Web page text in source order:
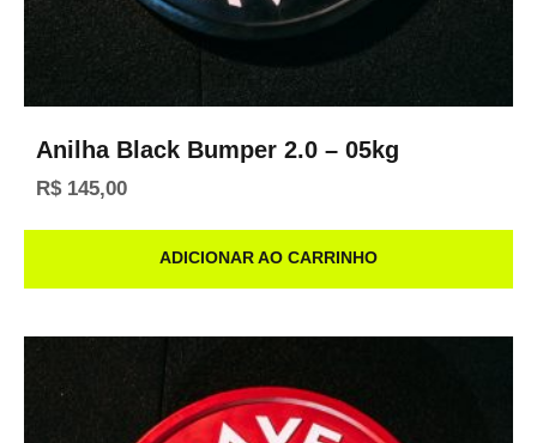
Anilha Black Bumper 2.0 – 05kg
R$145,00
ADICIONAR AO CARRINHO